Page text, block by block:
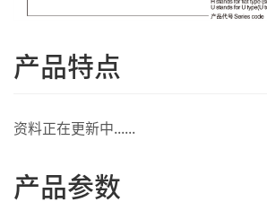
产品特点
资料正在更新中......
产品参数